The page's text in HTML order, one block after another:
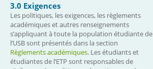
3.0 Exigences
Les politiques, les exigences, les règlements
académiques et autres renseignements
s’appliquant à toute la population étudiante de
l’USB sont présentés dans la section
Règlements académiques. Les étudiants et
étudiantes de l’ETP sont responsables de